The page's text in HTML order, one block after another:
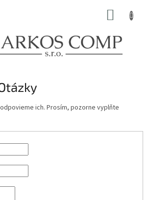
ich. Prosím, pozorne vyplňte